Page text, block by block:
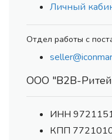
Личный
Отдел работы с
ООО "В2В-
ИНН
КПП